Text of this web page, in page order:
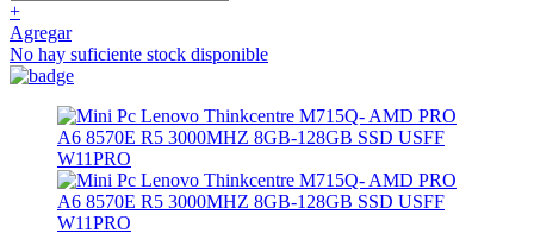
+
Agregar
No hay suficiente stock disponible